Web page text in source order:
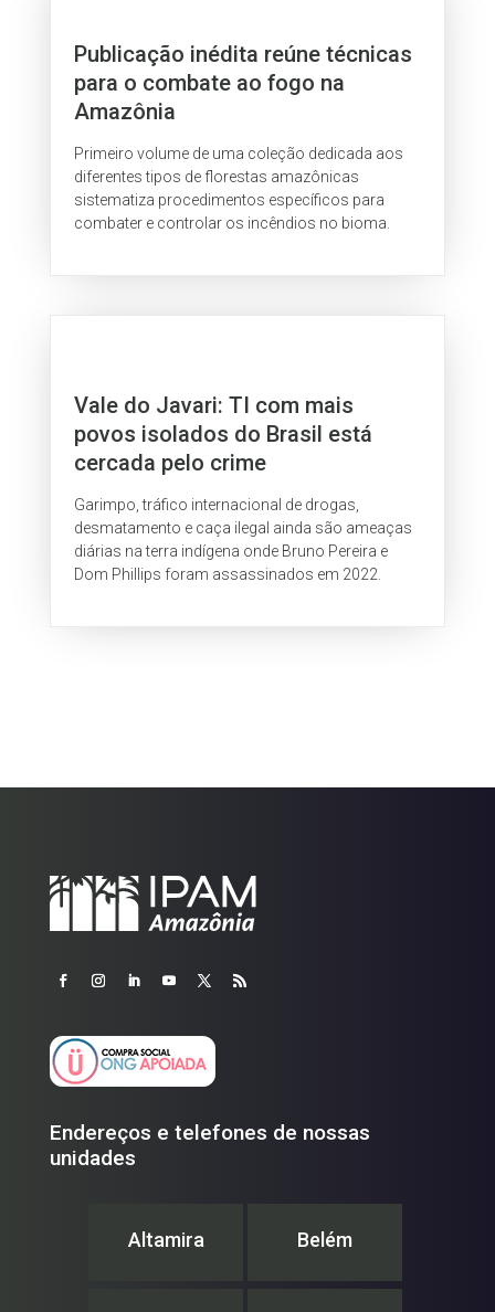
Publicação inédita reúne técnicas
para o combate ao fogo na
Amazônia
Primeiro volume de uma coleção dedicada aos
diferentes tipos de florestas amazônicas
sistematiza procedimentos específicos para
combater e controlar os incêndios no bioma.
Vale do Javari: TI com mais
povos isolados do Brasil está
cercada pelo crime
Garimpo, tráfico internacional de drogas,
desmatamento e caça ilegal ainda são ameaças
diárias na terra indígena onde Bruno Pereira e
Dom Phillips foram assassinados em 2022.
Endereços e telefones de nossas
unidades
Altamira Belém